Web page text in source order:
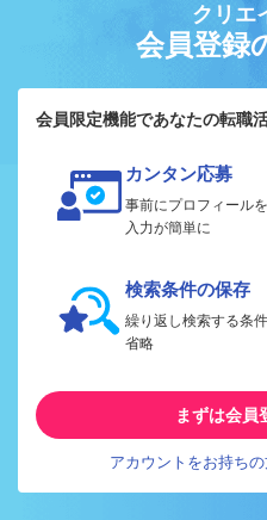
クリエ
会員登録
会員限定機能であなたの転職
カンタン応募
事前にプロフィール
入力が簡単に
検索条件の保存
繰り返し検索する条
省略
まずは会員
アカウントをお持ち